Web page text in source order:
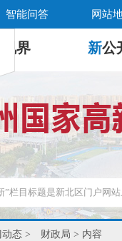
智能问答 网站
视界 新公
动态 > 财政局 > 内容